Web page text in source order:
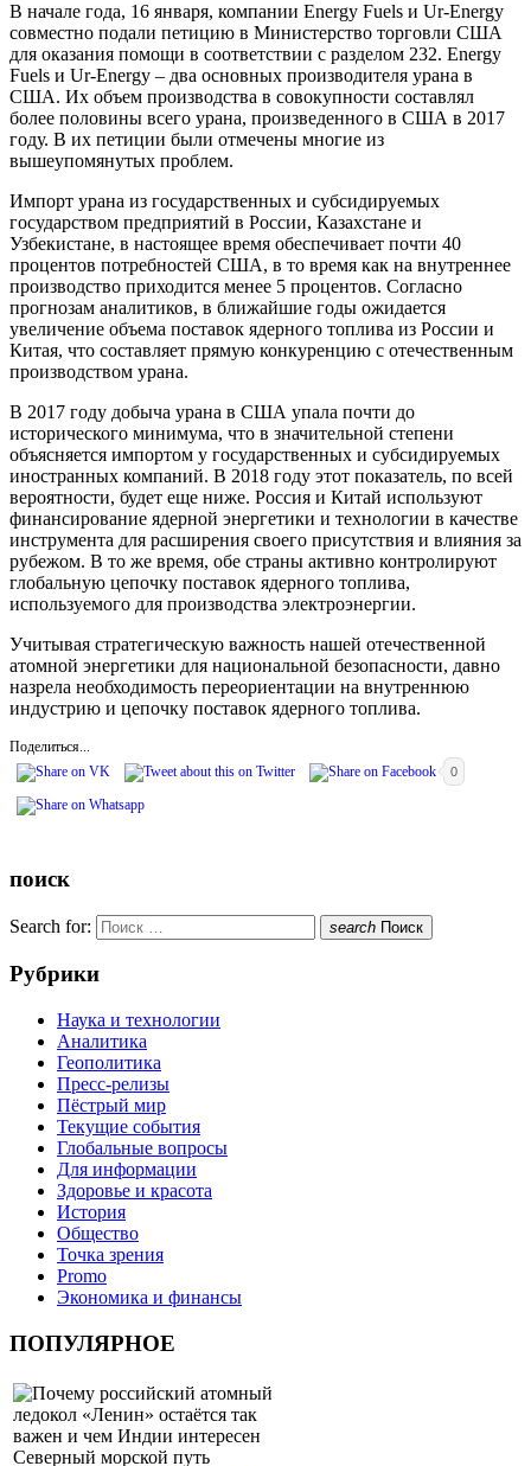
В начале года, 16 января, компании Energy Fuels и Ur-Energy
совместно подали петицию в Министерство торговли США
для оказания помощи в соответствии с разделом 232. Energy
Fuels и Ur-Energy – два основных производителя урана в
США. Их объем производства в совокупности составлял
более половины всего урана, произведенного в США в 2017
году. В их петиции были отмечены многие из
вышеупомянутых проблем.
Импорт урана из государственных и субсидируемых
государством предприятий в России, Казахстане и
Узбекистане, в настоящее время обеспечивает почти 40
процентов потребностей США, в то время как на внутреннее
производство приходится менее 5 процентов. Согласно
прогнозам аналитиков, в ближайшие годы ожидается
увеличение объема поставок ядерного топлива из России и
Китая, что составляет прямую конкуренцию с отечественным
производством урана.
В 2017 году добыча урана в США упала почти до
исторического минимума, что в значительной степени
объясняется импортом у государственных и субсидируемых
иностранных компаний. В 2018 году этот показатель, по всей
вероятности, будет еще ниже. Россия и Китай используют
финансирование ядерной энергетики и технологии в качестве
инструмента для расширения своего присутствия и влияния за
рубежом. В то же время, обе страны активно контролируют
глобальную цепочку поставок ядерного топлива,
используемого для производства электроэнергии.
Учитывая стратегическую важность нашей отечественной
атомной энергетики для национальной безопасности, давно
назрела необходимость переориентации на внутреннюю
индустрию и цепочку поставок ядерного топлива.
Поделиться...
0
поиск
Search for: search Поиск
Рубрики
Наука и технологии
Аналитика
Геополитика
Пресс-релизы
Пёстрый мир
Текущие события
Глобальные вопросы
Для информации
Здоровье и красота
История
Общество
Точка зрения
Promo
Экономика и финансы
ПОПУЛЯРНОЕ